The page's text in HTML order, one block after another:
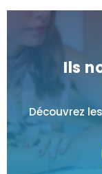
Ils
Découvrez